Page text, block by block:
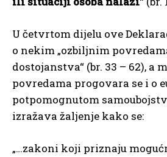
U četvrtom dijelu ove
o nekim „ozbiljnim
dostojanstva“ (br. 33 – 62), a
povredama progovara se i o
potpomognutom
izražava žaljenje kako se:
„…zakoni koji priznaju